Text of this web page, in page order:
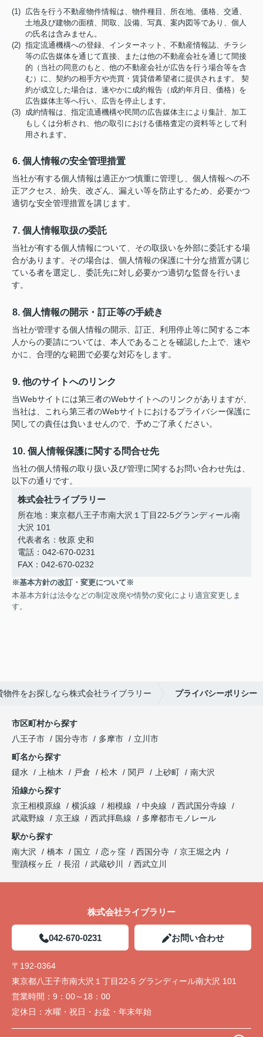
(1) 広告を行う不動産物件情報は、物件種目、所在地、価格、交通、
土地及び建物の面積、間取、設備、写真、案内図等であり、個人
の氏名は含みません。
(2) 指定流通機構への登録、インターネット、不動産情報誌、チラシ
等の広告媒体を通じて直接、または他の不動産会社を通じて間接
的（当社の同意のもと、他の不動産会社が広告を行う場合等を含
む）に、契約の相手方や売買・賃貸借希望者に提供されます。 契
約が成立した場合は、速やかに成約報告（成約年月日、価格）を
広告媒体主等へ行い、広告を停止します。
(3) 成約情報は、指定流通機構や民間の広告媒体主により集計、加工
もしくは分析され、他の取引における価格査定の資料等として利
用されます。
6. 個人情報の安全管理措置
当社が有する個人情報は適正かつ慎重に管理し、個人情報への不
正アクセス、紛失、改ざん、漏えい等を防止するため、必要かつ
適切な安全管理措置を講じます。
7. 個人情報取扱の委託
当社が有する個人情報について、その取扱いを外部に委託する場
合があります。その場合は、個人情報の保護に十分な措置が講じ
ている者を選定し、委託先に対し必要かつ適切な監督を行いま
す。
8. 個人情報の開示・訂正等の手続き
当社が管理する個人情報の開示、訂正、利用停止等に関するご本
人からの要請については、本人であることを確認した上で、速や
かに、合理的な範囲で必要な対応をします。
9. 他のサイトへのリンク
当Webサイトには第三者のWebサイトへのリンクがありますが、
当社は、これら第三者のWebサイトにおけるプライバシー保護に
関しての責任は負いませんので、予めご了承ください。
10. 個人情報保護に関する問合せ先
当社の個人情報の取り扱い及び管理に関するお問い合わせ先は、
以下の通りです。
株式会社ライブラリー
所在地：東京都八王子市南大沢１丁目22-5グランディール南
大沢 101
代表者名：牧原 史和
電話：042-670-0231
FAX：042-670-0232
※基本方針の改訂・変更について※
本基本方針は法令などの制定改廃や情勢の変化により適宜変更しま
す。
物件をお探しなら株式会社ライブラリー プライバシーポリシー
市区町村から探す
八王子市
国分寺市 多摩市
立川市
町名から探す
鑓水
上柚木 戸倉 松木 関戸 上砂町
南大沢
沿線から探す
京王相模原線
横浜線 相模線 中央線
西武国分寺線
武蔵野線
京王線 西武拝島線
多摩都市モノレール
駅から探す
南大沢
橋本 国立 恋ヶ窪 西国分寺
京王堀之内
聖蹟桜ヶ丘
長沼 武蔵砂川 西武立川
株式会社ライブラリー
042-670-0231 お問い合わせ
〒192-0364
東京都八王子市南大沢１丁目22-5 グランディール南大沢 101
営業時間： 9：00～18：00
定休日： 水曜・祝日・お盆・年末年始